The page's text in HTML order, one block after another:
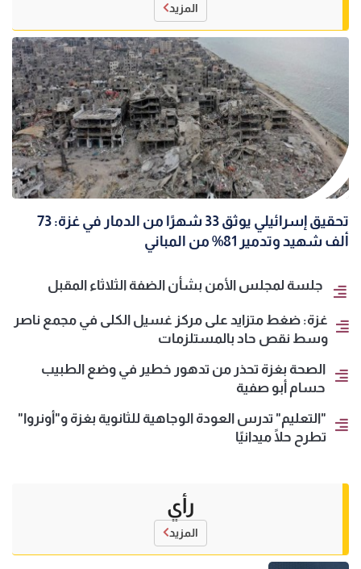
المزيد
تحقيق إسرائيلي يوثق 33 شهرًا من الدمار في غزة: 73
ألف شهيد وتدمير 81% من المباني
جلسة لمجلس الأمن بشأن الضفة الثلاثاء المقبل
غزة: ضغط متزايد على مركز غسيل الكلى في مجمع ناصر
وسط نقص حاد بالمستلزمات
الصحة بغزة تحذر من تدهور خطير في وضع الطبيب
حسام أبو صفية
"التعليم" تدرس العودة الوجاهية للثانوية بغزة و"أونروا"
تطرح حلًا ميدانيًا
رأي
المزيد